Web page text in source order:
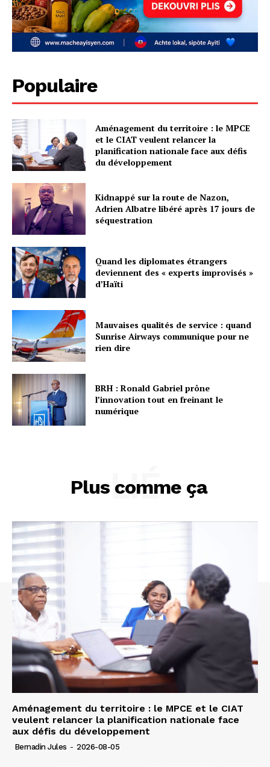
Populaire
Aménagement du territoire : le MPCE
et le CIAT veulent relancer la
planification nationale face aux défis
du développement
Kidnappé sur la route de Nazon,
Adrien Albatre libéré après 17 jours de
séquestration
Quand les diplomates étrangers
deviennent des « experts improvisés »
d’Haïti
Mauvaises qualités de service : quand
Sunrise Airways communique pour ne
rien dire
BRH : Ronald Gabriel prône
l’innovation tout en freinant le
numérique
Plus comme ça
LIÉ
Aménagement du territoire : le MPCE et le CIAT
veulent relancer la planification nationale face
aux défis du développement
Bernadin Jules - 2026-08-05